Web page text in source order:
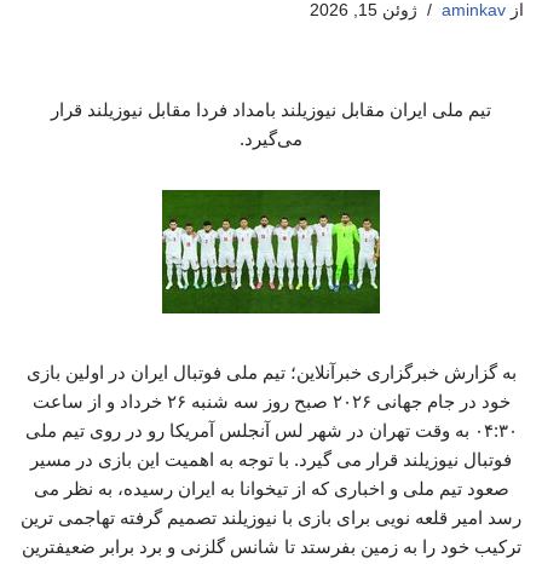
از aminkav ژوئن 15, 2026
تیم ملی ایران مقابل نیوزیلند بامداد فردا مقابل نیوزیلند قرار
می‌گیرد.
به گزارش خبرگزاری خبرآنلاین؛ تیم ملی فوتبال ایران در اولین بازی
خود در جام جهانی ۲۰۲۶ صبح روز سه شنبه ۲۶ خرداد و از ساعت
۰۴:۳۰ به وقت تهران در شهر لس آنجلس آمریکا رو در روی تیم ملی
فوتبال نیوزیلند قرار می گیرد. با توجه به اهمیت این بازی در مسیر
صعود تیم ملی و اخباری که از تیخوانا به ایران رسیده، به نظر می
رسد امیر قلعه نویی برای بازی با نیوزیلند تصمیم گرفته تهاجمی ترین
ترکیب خود را به زمین بفرستد تا شانس گلزنی و برد برابر ضعیفترین